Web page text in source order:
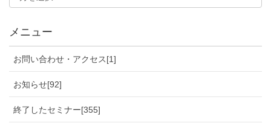
メニュー
お問い合わせ・アクセス[1]
お知らせ[92]
終了したセミナー[355]